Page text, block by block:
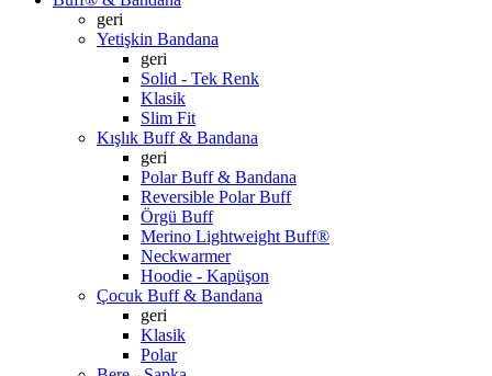
geri
Yetişkin Bandana
geri
Solid - Tek Renk
Klasik
Slim Fit
Kışlık Buff & Bandana
geri
Polar Buff & Bandana
Reversible Polar Buff
Örgü Buff
Merino Lightweight Buff®
Neckwarmer
Hoodie - Kapüşon
Çocuk Buff & Bandana
geri
Klasik
Polar